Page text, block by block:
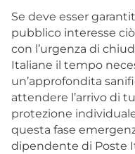
Se deve esser
pubblico interesse
con l’urgenza di
Italiane il tempo
un’approfondita
attendere l’arrivo di
protezione
questa fase
dipendente di Poste